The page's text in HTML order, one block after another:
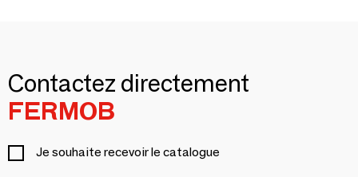
Contactez directement
FERMOB
Je souhaite recevoir le catalogue